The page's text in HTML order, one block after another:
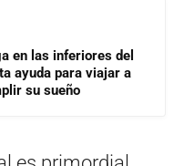
en las inferiores del
ayuda para viajar a
su sueño